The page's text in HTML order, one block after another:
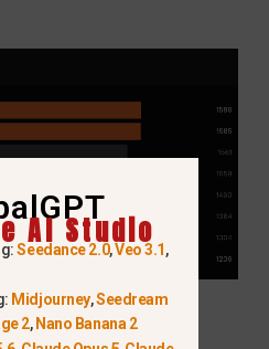
Denken: Beim
AI Studio
Seedance 2.0,Veo 3.1,
Midjourney,Seedream
2,Nano Banana 2